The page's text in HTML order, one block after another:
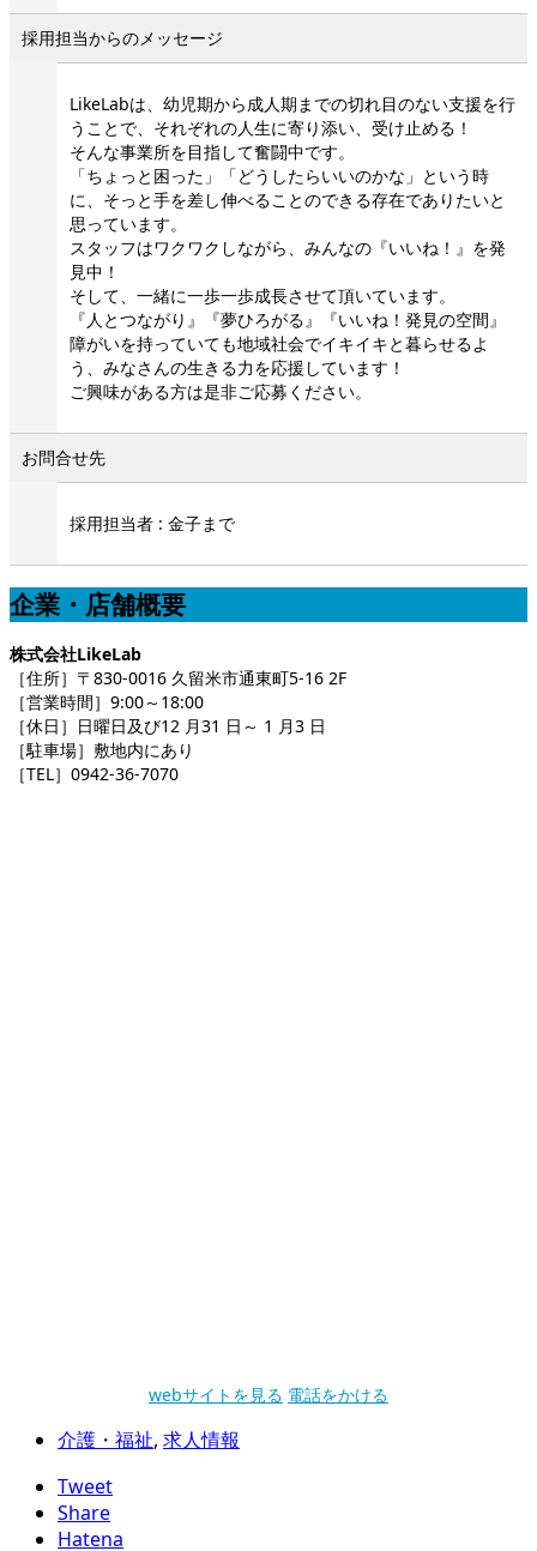
採用担当からのメッセージ
LikeLabは、幼児期から成人期までの切れ目のない支援を行
うことで、それぞれの人生に寄り添い、受け止める！
そんな事業所を目指して奮闘中です。
「ちょっと困った」「どうしたらいいのかな」という時
に、そっと手を差し伸べることのできる存在でありたいと
思っています。
スタッフはワクワクしながら、みんなの『いいね！』を発
見中！
そして、一緒に一歩一歩成長させて頂いています。
『人とつながり』『夢ひろがる』『いいね！発見の空間』
障がいを持っていても地域社会でイキイキと暮らせるよ
う、みなさんの生きる力を応援しています！
ご興味がある方は是非ご応募ください。
お問合せ先
採用担当者 : 金子まで
企業・店舗概要
株式会社LikeLab
［住所］〒830-0016 久留米市通東町5-16 2F
［営業時間］9:00～18:00
［休日］日曜日及び12 月31 日～ 1 月3 日
［駐車場］敷地内にあり
［TEL］0942-36-7070
webサイトを見る 電話をかける
介護・福祉, 求人情報
Tweet
Share
Hatena